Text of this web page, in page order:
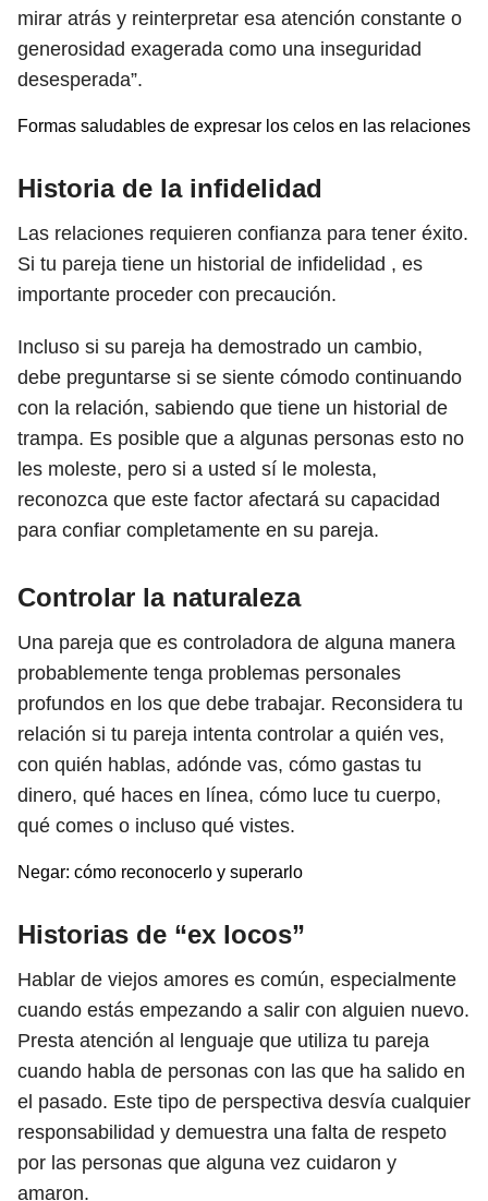
mirar atrás y reinterpretar esa atención constante o
generosidad exagerada como una inseguridad
desesperada”.
Formas saludables de expresar los celos en las relaciones
Historia de la infidelidad
Las relaciones requieren confianza para tener éxito.
Si tu pareja tiene un historial de infidelidad , es
importante proceder con precaución.
Incluso si su pareja ha demostrado un cambio,
debe preguntarse si se siente cómodo continuando
con la relación, sabiendo que tiene un historial de
trampa. Es posible que a algunas personas esto no
les moleste, pero si a usted sí le molesta,
reconozca que este factor afectará su capacidad
para confiar completamente en su pareja.
Controlar la naturaleza
Una pareja que es controladora de alguna manera
probablemente tenga problemas personales
profundos en los que debe trabajar. Reconsidera tu
relación si tu pareja intenta controlar a quién ves,
con quién hablas, adónde vas, cómo gastas tu
dinero, qué haces en línea, cómo luce tu cuerpo,
qué comes o incluso qué vistes.
Negar: cómo reconocerlo y superarlo
Historias de “ex locos”
Hablar de viejos amores es común, especialmente
cuando estás empezando a salir con alguien nuevo.
Presta atención al lenguaje que utiliza tu pareja
cuando habla de personas con las que ha salido en
el pasado. Este tipo de perspectiva desvía cualquier
responsabilidad y demuestra una falta de respeto
por las personas que alguna vez cuidaron y
amaron.